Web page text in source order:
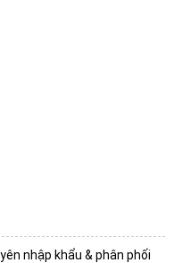
nhập khẩu & phân phối